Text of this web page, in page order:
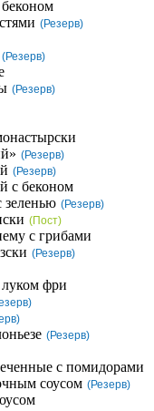
(Резерв)
(Резерв)
(Резерв)
(Резерв)
(Резерв)
с беконом
зеленью (Резерв)
(Пост)
с грибами
(Резерв)
фри
(Резерв)
с помидорами
соусом (Резерв)